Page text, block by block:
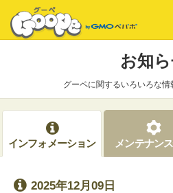
お知
グーペに関するいろいろな情
インフォメーション メンテナン
2025年12月09日